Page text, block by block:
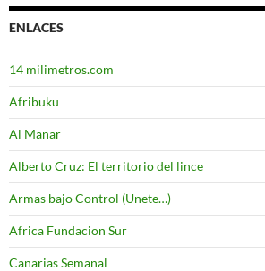
ENLACES
14 milimetros.com
Afribuku
Al Manar
Alberto Cruz: El territorio del lince
Armas bajo Control (Unete…)
Africa Fundacion Sur
Canarias Semanal